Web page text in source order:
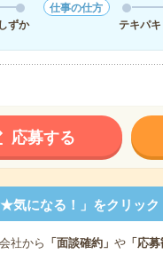
しずか
仕事の仕方
テキパキ
応募する
気になる！」をクリック
社から 「面談確約」 や「応募